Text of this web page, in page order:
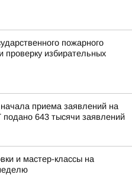
пожарного
проверку избирательных
приема заявлений на
подано 643 тысячи заявлений
и мастер-классы на